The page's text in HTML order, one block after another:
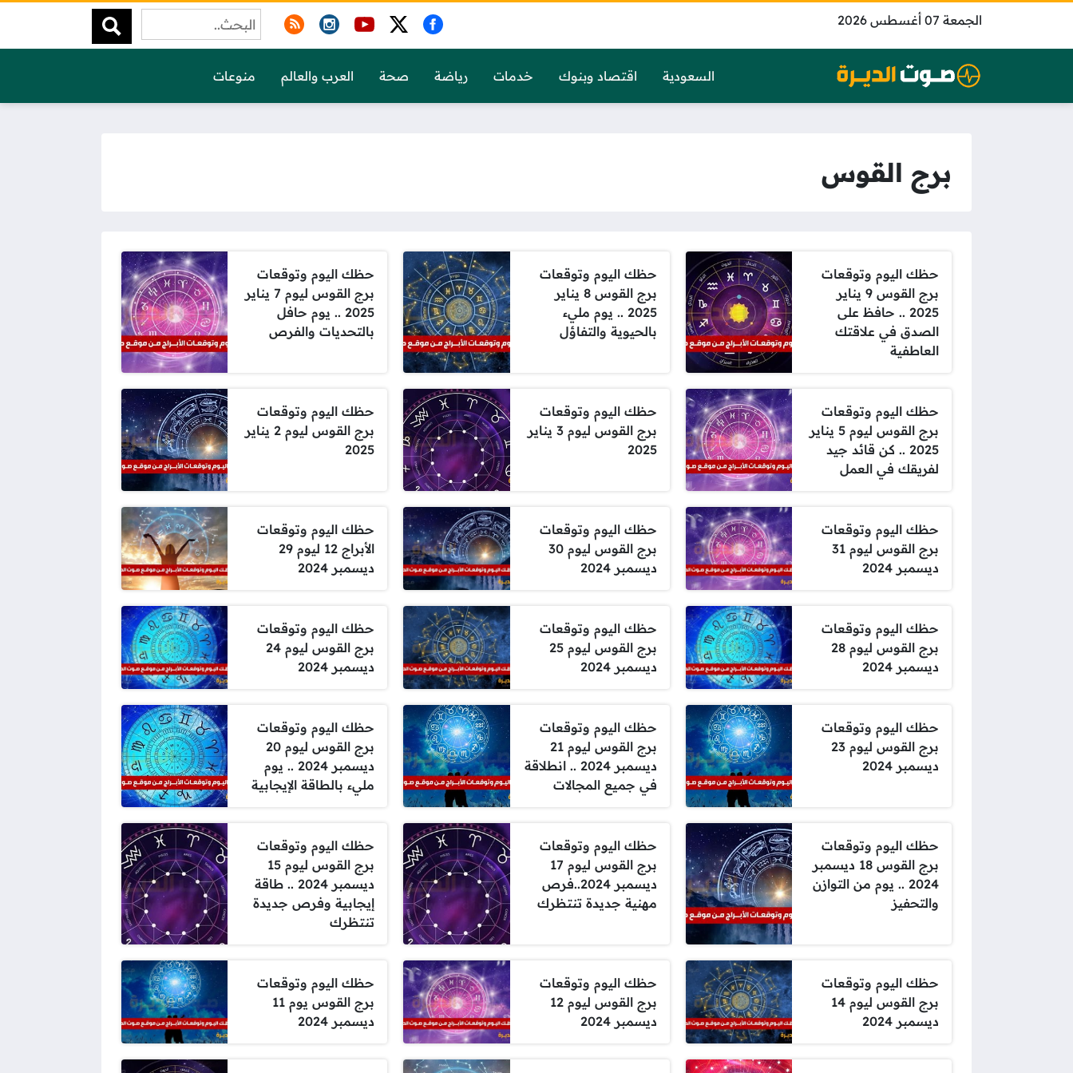
الجمعة 07 أغسطس 2026
السعودية اقتصاد وبنوك خدمات رياضة صحة العرب والعالم منوعات
برج القوس
حظك اليوم وتوقعات
برج القوس 9 يناير
2025 .. حافظ على
الصدق في علاقتك
العاطفية
حظك اليوم وتوقعات
برج القوس 8 يناير
2025 .. يوم مليء
بالحيوية والتفاؤل
حظك اليوم وتوقعات
برج القوس ليوم 7 يناير
2025 .. يوم حافل
بالتحديات والفرص
حظك اليوم وتوقعات
برج القوس ليوم 5 يناير
2025 .. كن قائد جيد
لفريقك في العمل
حظك اليوم وتوقعات
برج القوس ليوم 3 يناير
2025
حظك اليوم وتوقعات
برج القوس ليوم 2 يناير
2025
حظك اليوم وتوقعات
برج القوس ليوم 31
ديسمبر 2024
حظك اليوم وتوقعات
برج القوس ليوم 30
ديسمبر 2024
حظك اليوم وتوقعات
الأبراج 12 ليوم 29
ديسمبر 2024
حظك اليوم وتوقعات
برج القوس ليوم 28
ديسمبر 2024
حظك اليوم وتوقعات
برج القوس ليوم 25
ديسمبر 2024
حظك اليوم وتوقعات
برج القوس ليوم 24
ديسمبر 2024
حظك اليوم وتوقعات
برج القوس ليوم 23
ديسمبر 2024
حظك اليوم وتوقعات
برج القوس ليوم 21
ديسمبر 2024 .. انطلاقة
في جميع المجالات
حظك اليوم وتوقعات
برج القوس ليوم 20
ديسمبر 2024 .. يوم
مليء بالطاقة الإيجابية
حظك اليوم وتوقعات
برج القوس 18 ديسمبر
2024 .. يوم من التوازن
والتحفيز
حظك اليوم وتوقعات
برج القوس ليوم 17
ديسمبر 2024..فرص
مهنية جديدة تنتظرك
حظك اليوم وتوقعات
برج القوس ليوم 15
ديسمبر 2024 .. طاقة
إيجابية وفرص جديدة
تنتظرك
حظك اليوم وتوقعات
برج القوس ليوم 14
ديسمبر 2024
حظك اليوم وتوقعات
برج القوس ليوم 12
ديسمبر 2024
حظك اليوم وتوقعات
برج القوس يوم 11
ديسمبر 2024